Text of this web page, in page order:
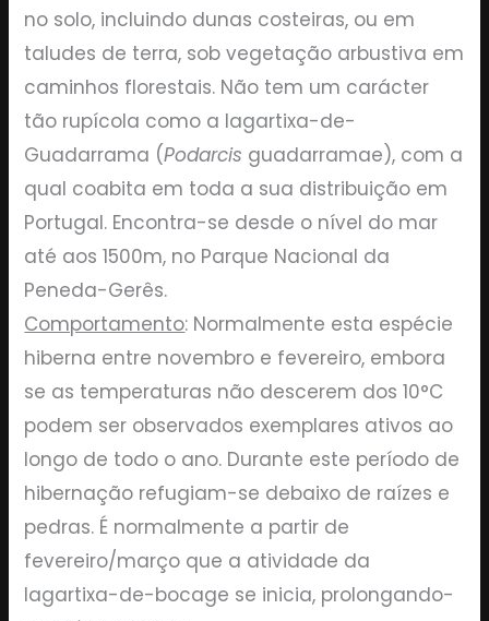
no solo, incluindo dunas costeiras, ou em
taludes de terra, sob vegetação arbustiva em
caminhos florestais. Não tem um carácter
tão rupícola como a lagartixa-de-
Guadarrama (Podarcis guadarramae), com a
qual coabita em toda a sua distribuição em
Portugal. Encontra-se desde o nível do mar
até aos 1500m, no Parque Nacional da
Peneda-Gerês.
Comportamento: Normalmente esta espécie
hiberna entre novembro e fevereiro, embora
se as temperaturas não descerem dos 10°C
podem ser observados exemplares ativos ao
longo de todo o ano. Durante este período de
hibernação refugiam-se debaixo de raízes e
pedras. É normalmente a partir de
fevereiro/março que a atividade da
lagartixa-de-bocage se inicia, prolongando-